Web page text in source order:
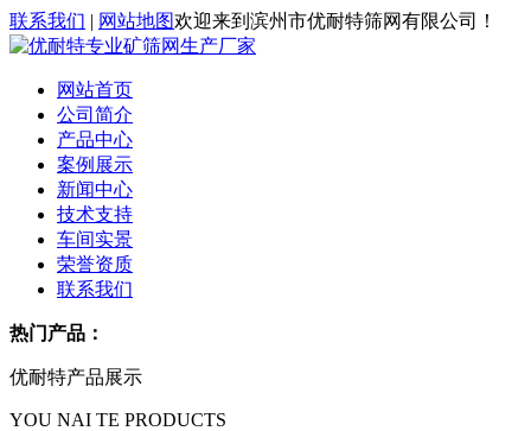
联系我们 | 网站地图欢迎来到滨州市优耐特筛网有限公司！
网站首页
公司简介
产品中心
案例展示
新闻中心
技术支持
车间实景
荣誉资质
联系我们
热门产品：
优耐特产品展示
YOU NAI TE PRODUCTS